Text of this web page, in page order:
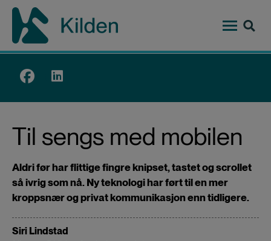
Hopp
hovedinnhold
Top
Til sengs med mobilen
Aldri før har flittige fingre knipset, tastet og scrollet
så ivrig som nå. Ny teknologi har ført til en mer
kroppsnær og privat kommunikasjon enn tidligere.
Siri Lindstad